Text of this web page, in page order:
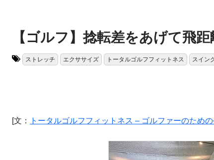
【ゴルフ】捻転差をあげて飛
ストレッチ エクササイズ トータルゴルフフィットネス スイン
[文： トータルゴルフフィットネス – ゴルファーのため